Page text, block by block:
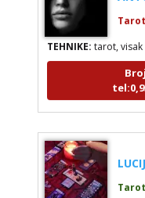
TEHNIKE:tarot, visak